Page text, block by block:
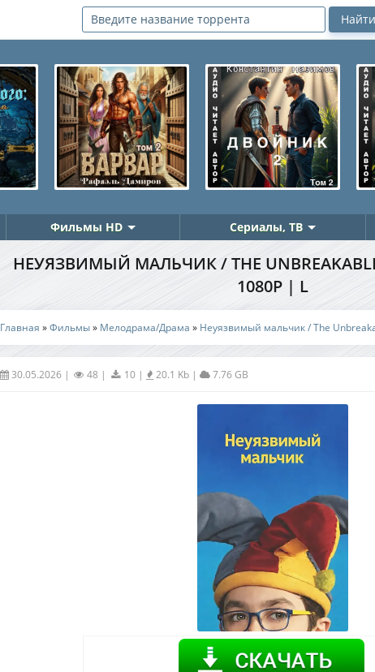
Фильмы HD Сериалы, ТВ
НЕУЯЗВИМЫЙ МАЛЬЧИК / THE UNBREAKABLE
1080P | L
Главная »Фильмы» Мелодрама/Драма » Неуязвимый мальчик / The
30.05.2026 | 48 | 10| 20.1 Kb| 7.76 GB